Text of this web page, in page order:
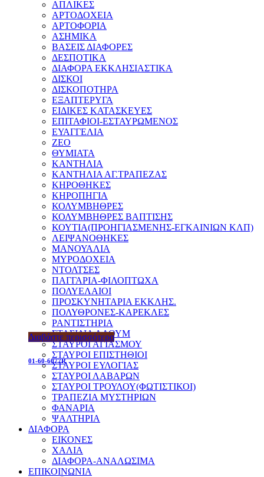
ΑΠΛΙΚΕΣ
ΑΡΤΟΔΟΧΕΙΑ
ΑΡΤΟΦΟΡΙΑ
ΑΣΗΜΙΚΑ
ΒΑΣΕΙΣ ΔΙΑΦΟΡΕΣ
ΔΕΣΠΟΤΙΚΑ
ΔΙΑΦΟΡΑ ΕΚΚΛΗΣΙΑΣΤΙΚΑ
ΔΙΣΚΟΙ
ΔΙΣΚΟΠΟΤΗΡΑ
ΕΞΑΠΤΕΡΥΓΑ
ΕΙΔΙΚΕΣ ΚΑΤΑΣΚΕΥΕΣ
ΕΠΙΤΑΦΙΟΙ-ΕΣΤΑΥΡΩΜΕΝΟΣ
ΕΥΑΓΓΕΛΙΑ
ΖΕΟ
ΘΥΜΙΑΤΑ
ΚΑΝΤΗΛΙΑ
ΚΑΝΤΗΛΙΑ ΑΓ.ΤΡΑΠΕΖΑΣ
ΚΗΡΟΘΗΚΕΣ
ΚΗΡΟΠΗΓΙΑ
ΚΟΛΥΜΒΗΘΡΕΣ
ΚΟΛΥΜΒΗΘΡΕΣ ΒΑΠΤΙΣΗΣ
ΚΟΥΤΙΑ(ΠΡΟΗΓΙΑΣΜΕΝΗΣ-ΕΓΚΑΙΝΙΩΝ ΚΛΠ)
ΛΕΙΨΑΝΟΘΗΚΕΣ
ΜΑΝΟΥΑΛΙΑ
ΜΥΡΟΔΟΧΕΙΑ
ΝΤΟΛΤΣΕΣ
ΠΑΓΓΑΡΙΑ-ΦΙΛΟΠΤΩΧΑ
ΠΟΛΥΕΛΑΙΟΙ
ΠΡΟΣΚΥΝΗΤΑΡΙΑ ΕΚΚΛΗΣ.
ΠΟΛΥΘΡΟΝΕΣ-ΚΑΡΕΚΛΕΣ
ΡΑΝΤΙΣΤΗΡΙΑ
ΣΤΑΣΙΔΙΑ ΑΛΟΥΜ
ΣΤΑΥΡΟΙ ΑΓΙΑΣΜΟΥ
ΣΤΑΥΡΟΙ ΕΠΙΣΤΗΘΙΟΙ
ΣΤΑΥΡΟΙ ΕΥΛΟΓΙΑΣ
ΣΤΑΥΡΟΙ ΛΑΒΑΡΩΝ
ΣΤΑΥΡΟΙ ΤΡΟΥΛΟΥ(ΦΩΤΙΣΤΙΚΟΙ)
ΤΡΑΠΕΖΙΑ ΜΥΣΤΗΡΙΩΝ
ΦΑΝΑΡΙΑ
ΨΑΛΤΗΡΙΑ
ΔΙΑΦΟΡΑ
ΕΙΚΟΝΕΣ
ΧΑΛΙΑ
ΔΙΑΦΟΡΑ-ΑΝΑΛΩΣΙΜΑ
ΕΠΙΚΟΙΝΩΝΙΑ
Διαβάστε περισσότερα
01-60-6077R